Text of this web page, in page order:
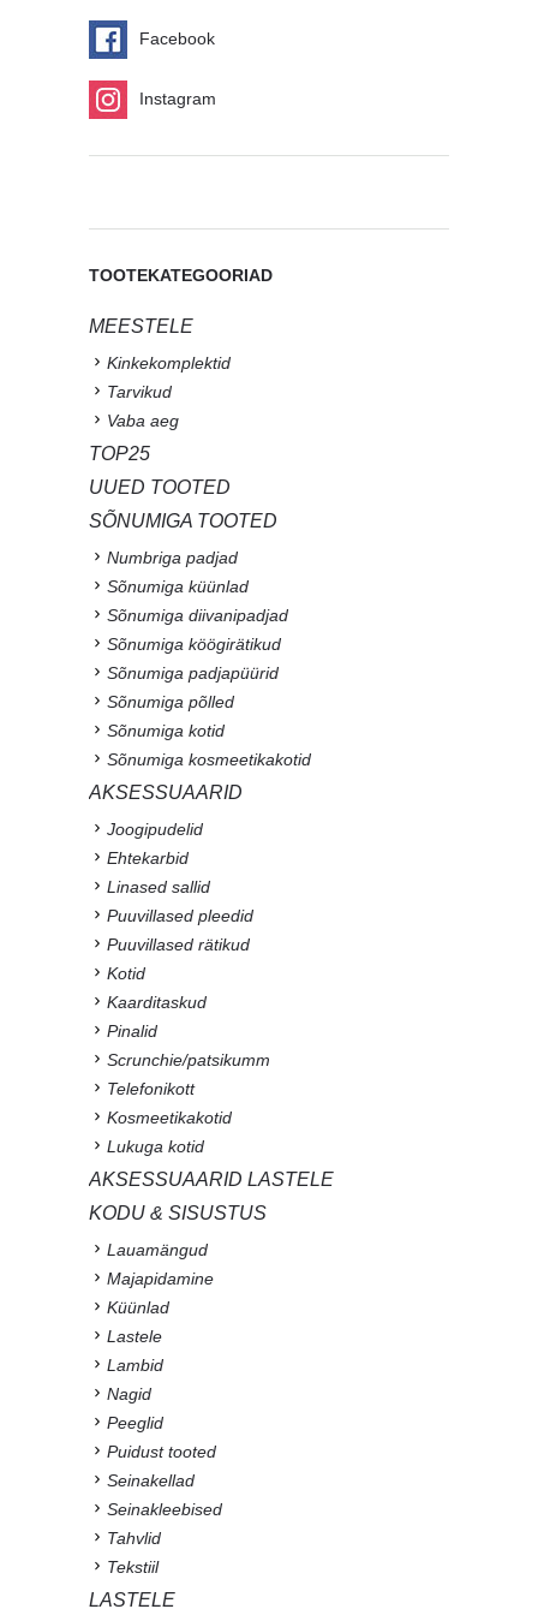
Facebook
Instagram
TOOTEKATEGOORIAD
MEESTELE
Kinkekomplektid
Tarvikud
Vaba aeg
TOP25
UUED TOOTED
SÕNUMIGA TOOTED
Numbriga padjad
Sõnumiga küünlad
Sõnumiga diivanipadjad
Sõnumiga köögirätikud
Sõnumiga padjapüürid
Sõnumiga põlled
Sõnumiga kotid
Sõnumiga kosmeetikakotid
AKSESSUAARID
Joogipudelid
Ehtekarbid
Linased sallid
Puuvillased pleedid
Puuvillased rätikud
Kotid
Kaarditaskud
Pinalid
Scrunchie/patsikumm
Telefonikott
Kosmeetikakotid
Lukuga kotid
AKSESSUAARID LASTELE
KODU & SISUSTUS
Lauamängud
Majapidamine
Küünlad
Lastele
Lambid
Nagid
Peeglid
Puidust tooted
Seinakellad
Seinakleebised
Tahvlid
Tekstiil
LASTELE